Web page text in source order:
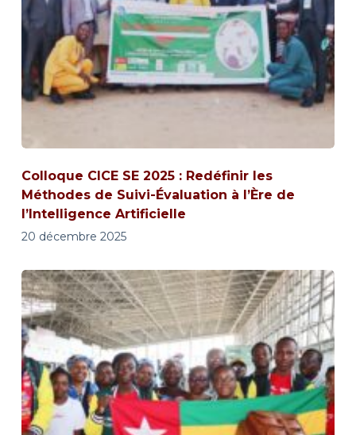
Colloque CICE SE 2025 : Redéfinir les
Méthodes de Suivi-Évaluation à l’Ère de
l’Intelligence Artificielle
20 décembre 2025